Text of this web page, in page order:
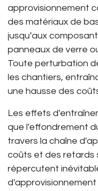
approvisionnement
des matériaux de
jusqu’aux
panneaux de verre
Toute perturbation
les chantiers,
une hausse des
Les effets
que l'effondrement
travers la chaîne
coûts et des retards
répercutent